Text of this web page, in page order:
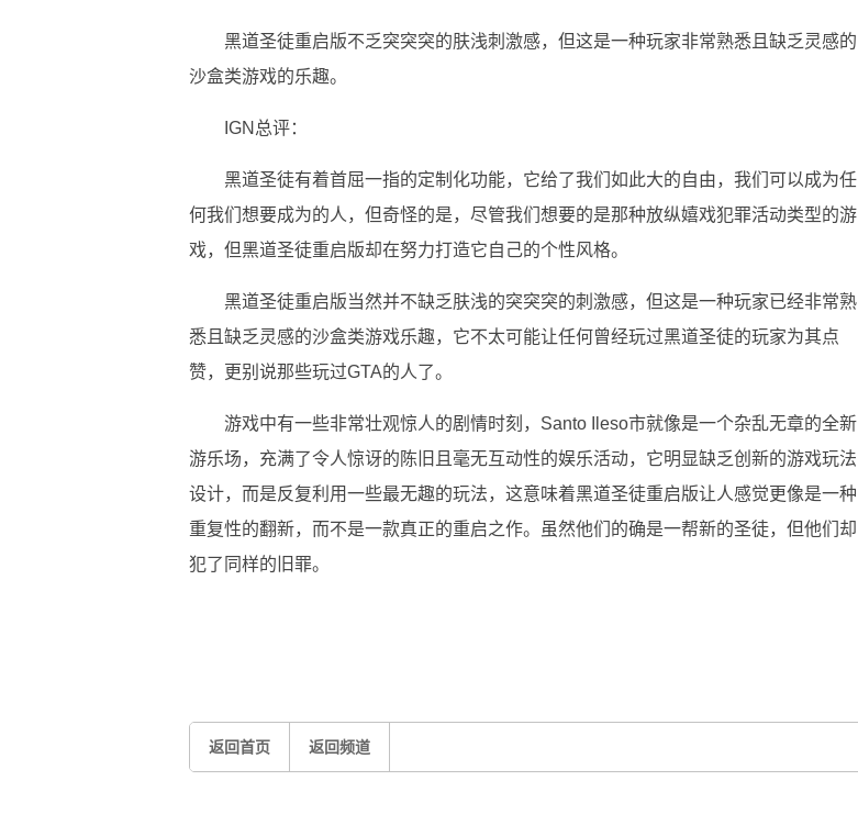
黑道圣徒重启版不乏突突突的肤浅刺激感，但这是一种玩家非常熟悉且缺乏灵感的
沙盒类游戏的乐趣。
IGN总评：
黑道圣徒有着首屈一指的定制化功能，它给了我们如此大的自由，我们可以成为任
何我们想要成为的人，但奇怪的是，尽管我们想要的是那种放纵嬉戏犯罪活动类型的游
戏，但黑道圣徒重启版却在努力打造它自己的个性风格。
黑道圣徒重启版当然并不缺乏肤浅的突突突的刺激感，但这是一种玩家已经非常熟
悉且缺乏灵感的沙盒类游戏乐趣，它不太可能让任何曾经玩过黑道圣徒的玩家为其点
赞，更别说那些玩过GTA的人了。
游戏中有一些非常壮观惊人的剧情时刻，Santo Ileso市就像是一个杂乱无章的全新
游乐场，充满了令人惊讶的陈旧且毫无互动性的娱乐活动，它明显缺乏创新的游戏玩法
设计，而是反复利用一些最无趣的玩法，这意味着黑道圣徒重启版让人感觉更像是一种
重复性的翻新，而不是一款真正的重启之作。虽然他们的确是一帮新的圣徒，但他们却
犯了同样的旧罪。
返回首页 返回频道